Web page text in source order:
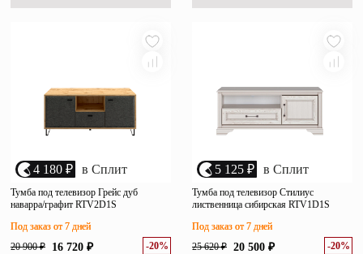
4 180 ₽ в Сплит
Тумба под телевизор Грейс дуб
наварра/графит RTV2D1S
20 900 ₽ 16 720 ₽ -20%
Под заказ от 7 дней
5 125 ₽ в Сплит
Тумба под телевизор Стилиус
лиственница сибирская RTV1D1S
25 620 ₽ 20 500 ₽ -20%
Под заказ от 7 дней